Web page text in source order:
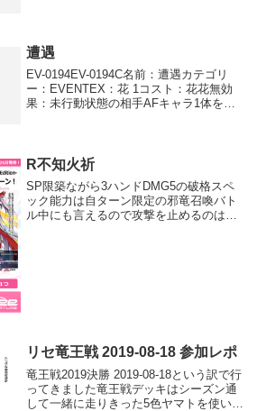
遭遇
EV-0194EV-0194C名前：遭遇カテゴリ
ー：EVENTEX：花 1コスト：花花無効
果：未行動状態の相手AFキャラ1体を行
払う...
R不知火祈
SP限築ながら3ハンドDMG5の破格スペ
ック能力は自ターン限定の邪竜召喚バト
ル中にも言えるので攻撃を止めるのはか
リセ竜王戦 2019-08-18 参加レポ
竜王戦2019決勝 2019-08-18という訳で行
ってきました竜王戦デッキはシーズン通
して一緒に走りきった5色ヤマトを使いま